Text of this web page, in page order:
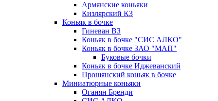
Армянские коньяки
Кизлярский КЗ
Коньяк в бочке
Гиневан ВЗ
Коньяк в бочке "СИС АЛКО"
Коньяк в бочке ЗАО "МАП"
Буковые бочки
Коньяк в бочке Иджеванский
Прошянский коньяк в бочке
Миниатюрные коньяки
Оганян Бренди